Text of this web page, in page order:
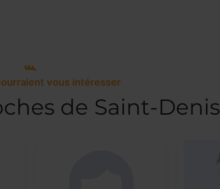
vous intéresser
de Saint-Denis